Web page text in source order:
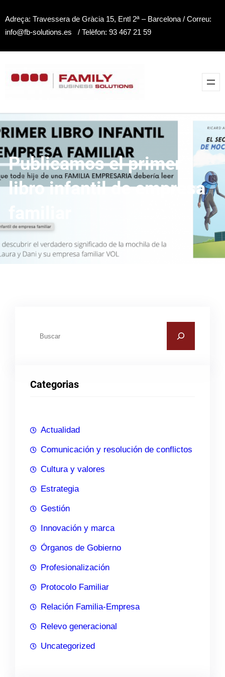
al
contenido
Adreça: Travessera de Gràcia 15, Entl 2ª – Barcelona / Correu:
info@fb-solutions.es / Telèfon: 93 467 21 59
Publicamos el primer
libro infantil de empresa
a
Categorias
Actualidad
Comunicación y resolución de conflictos
Cultura y valores
Estrategia
Gestión
Innovación y marca
Órganos de Gobierno
Profesionalización
Protocolo Familiar
Relación Familia-Empresa
Relevo generacional
Uncategorized